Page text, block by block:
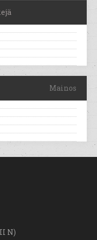
Mainos
N)